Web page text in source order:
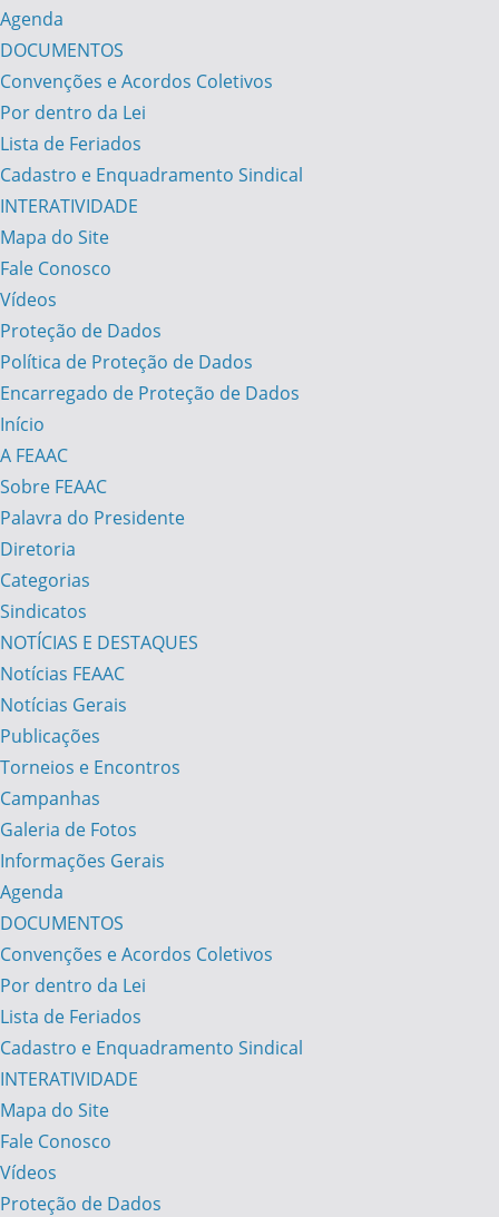
Agenda
DOCUMENTOS
Convenções e Acordos Coletivos
Por dentro da Lei
Lista de Feriados
Cadastro e Enquadramento Sindical
INTERATIVIDADE
Mapa do Site
Fale Conosco
Vídeos
Proteção de Dados
Política de Proteção de Dados
Encarregado de Proteção de Dados
Início
A FEAAC
Sobre FEAAC
Palavra do Presidente
Diretoria
Categorias
Sindicatos
NOTÍCIAS E DESTAQUES
Notícias FEAAC
Notícias Gerais
Publicações
Torneios e Encontros
Campanhas
Galeria de Fotos
Informações Gerais
Agenda
DOCUMENTOS
Convenções e Acordos Coletivos
Por dentro da Lei
Lista de Feriados
Cadastro e Enquadramento Sindical
INTERATIVIDADE
Mapa do Site
Fale Conosco
Vídeos
Proteção de Dados